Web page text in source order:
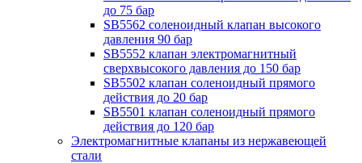
до 75 бар
SB5562 соленоидный клапан высокого
давления 90 бар
SB5552 клапан электромагнитный
сверхвысокого давления до 150 бар
SB5502 клапан соленоидный прямого
действия до 20 бар
SB5501 клапан соленоидный прямого
действия до 120 бар
Электромагнитные клапаны из нержавеющей
стали